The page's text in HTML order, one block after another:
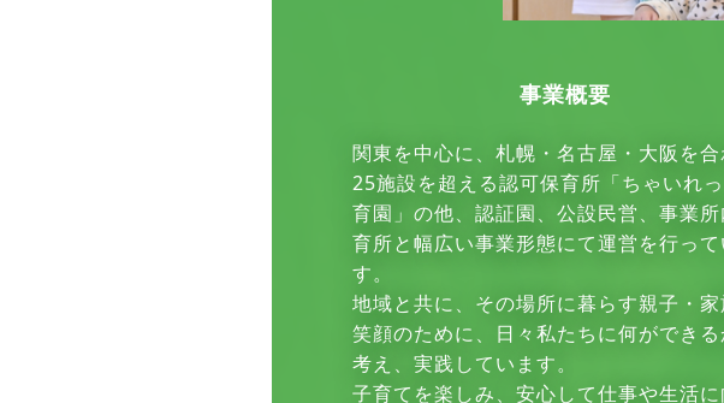
事業概要
関東を中心に、札幌・名古屋・大阪を
25施設を超える認可保育所「ちゃいれ
育園」の他、認証園、公設民営、事業所
育所と幅広い事業形態にて運営を行って
す。
地域と共に、その場所に暮らす親子・
笑顔のために、日々私たちに何ができる
考え、実践しています。
子育てを楽しみ、安心して仕事や生活に